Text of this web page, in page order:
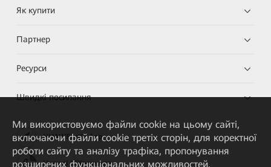
Як купити
Партнер
Ресурси
Швидкі посилання
HUAWEI eKit App
Huawei HiKnow App
Ми використовуємо файли cookie на цьому сайті,
включаючи файли cookie третіх сторін, для коректної
роботи сайту та аналізу трафіка, пропонування
розширених функціональних можливостей,